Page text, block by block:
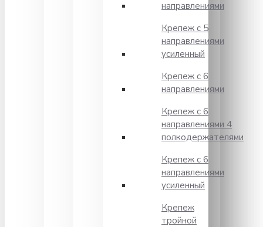
направлениями
Крепеж с 5
направлениями
усиленный
Крепеж с 6
направлениями
Крепеж с 6
направлениями 4
полкодержателями
Крепеж с 6
направлениями
усиленный
Крепеж
тройной